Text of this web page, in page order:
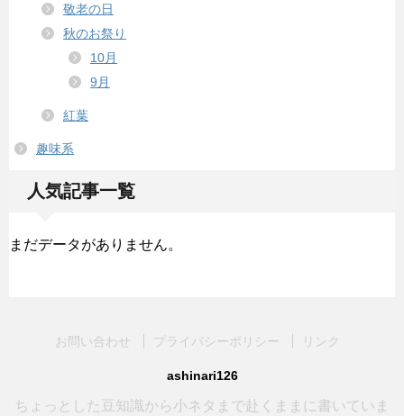
敬老の日
秋のお祭り
10月
9月
紅葉
趣味系
人気記事一覧
まだデータがありません。
お問い合わせ プライバシーポリシー リンク
ashinari126
ちょっとした豆知識から小ネタまで赴くままに書いていま